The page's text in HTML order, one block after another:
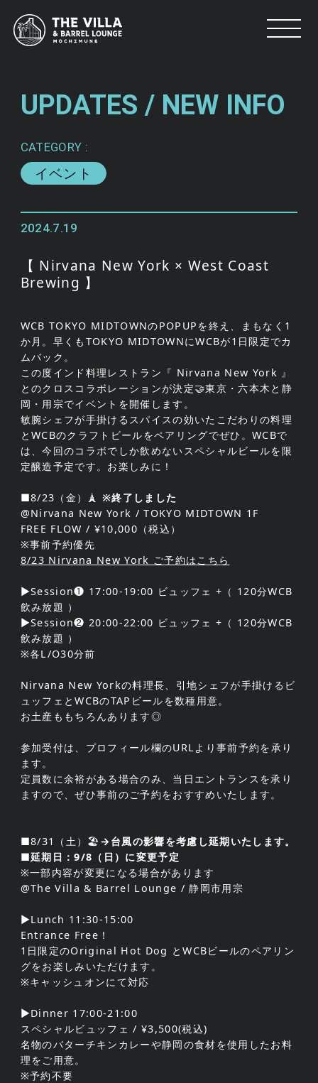
UPDATES / NEW INFO
CATEGORY :
イベント
2024.7.19
【 Nirvana New York × West Coast
Brewing 】
WCB TOKYO MIDTOWNのPOPUPを終え、まもなく1
か月。早くもTOKYO MIDTOWNにWCBが1日限定でカ
ムバック。
この度インド料理レストラン『 Nirvana New York 』
とのクロスコラボレーションが決定🤝東京・六本木と静
岡・用宗でイベントを開催します。
敏腕シェフが手掛けるスパイスの効いたこだわりの料理
とWCBのクラフトビールをペアリングでぜひ。WCBで
は、今回のコラボでしか飲めないスペシャルビールを限
定醸造予定です。お楽しみに！
■8/23（金）🗼 ※終了しました
@Nirvana New York / TOKYO MIDTOWN 1F
FREE FLOW / ¥10,000（税込）
※事前予約優先
8/23 Nirvana New York ご予約はこちら
▶Session❶ 17:00-19:00 ビュッフェ +（ 120分WCB
飲み放題 ）
▶Session❷ 20:00-22:00 ビュッフェ +（ 120分WCB
飲み放題 ）
※各L/O30分前
Nirvana New Yorkの料理長、引地シェフが手掛けるビ
ュッフェとWCBのTAPビールを数種用意。
お土産ももちろんあります◎
参加受付は、プロフィール欄のURLより事前予約を承り
ます。
定員数に余裕がある場合のみ、当日エントランスを承り
ますので、ぜひ事前のご予約をおすすめいたします。
■8/31（土）🏖️ →台風の影響を考慮し延期いたします。
■延期日：9/8（日）に変更予定
※一部内容が変更になる場合があります
@The Villa & Barrel Lounge / 静岡市用宗
▶Lunch 11:30-15:00
Entrance Free！
1日限定のOriginal Hot Dog とWCBビールのペアリン
グをお楽しみいただけます。
※キャッシュオンにて対応
▶Dinner 17:00-21:00
スペシャルビュッフェ / ¥3,500(税込)
名物のバターチキンカレーや静岡の食材を使用したお料
理をご用意。
※予約不要